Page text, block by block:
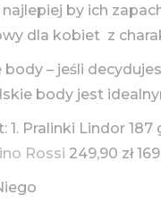
najlepiej by ich
dla kobiet z
body – jeśli
body jest
Pralinki Lindor 187
Rossi 249,90 zł